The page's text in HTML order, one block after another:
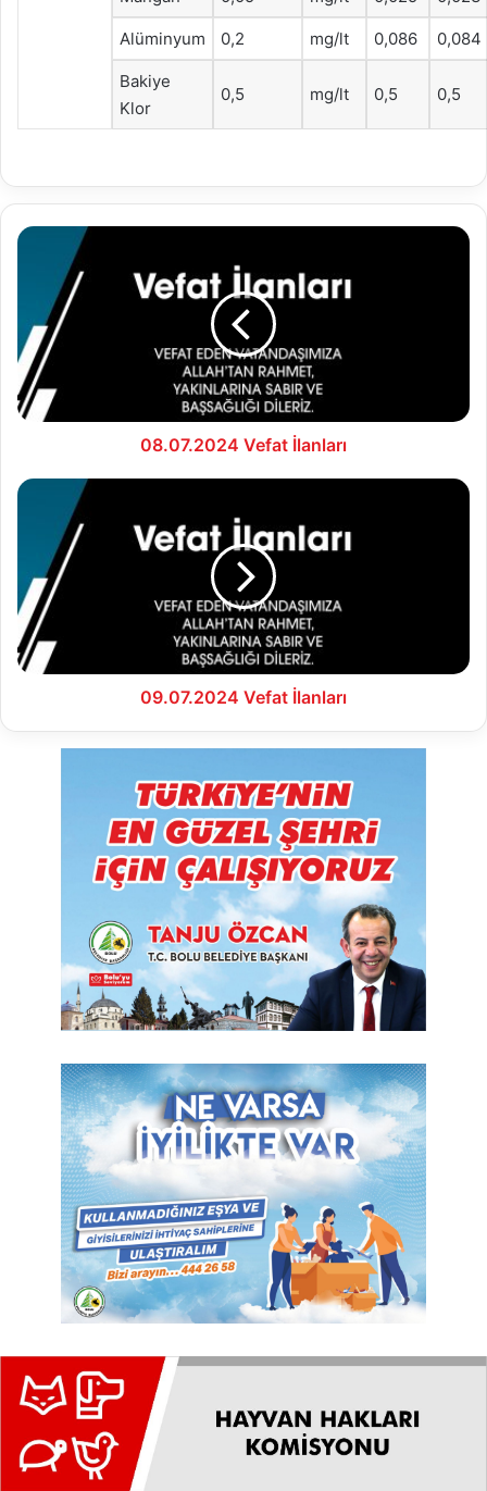
Alüminyum 0,2 mg/lt 0,086 0,084
Bakiye
Klor
0,5 mg/lt 0,5 0,5
08.07.2024
08.07.2024 Vefat İlanları
09.07.2024
09.07.2024 Vefat İlanları